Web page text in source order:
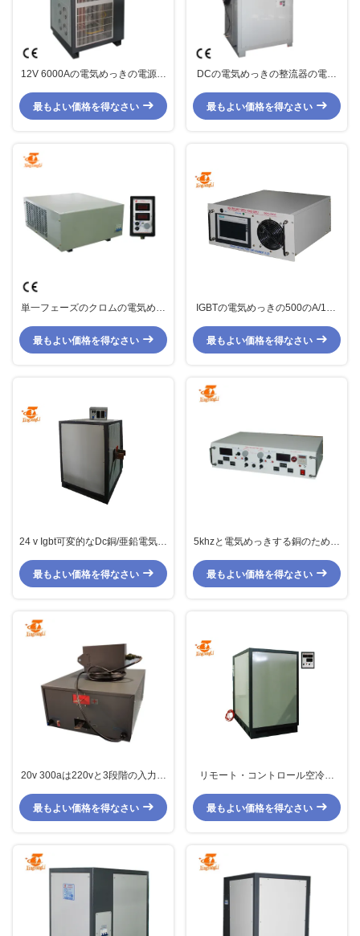
12V 6000Aの電気めっきの電源、
きの整流器
最もよい価格を得なさい
DCの電気めっきの整流器の電源
最もよい価格を得なさい
単一フェーズのクロムの電気めっ
最もよい価格を得なさい
IGBTの電気めっきの500のA/15V
三相整流器を電源
最もよい価格を得なさい
24 v Igbt可変的なDc銅/亜鉛電気め
最もよい価格を得なさい
5khzと電気めっきする銅のための
力しました
最もよい価格を得なさい
20v 300aは220vと3段階の入力を
の整流器を選抜します
最もよい価格を得なさい
リモート・コントロール空冷の
5000A AC
最もよい価格を得なさい